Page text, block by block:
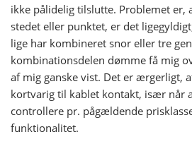
ikke pålidelig tilslutte. Problemet er,
stedet eller punktet, er det
lige har kombineret snor eller tre
kombinationsdelen dømme få mig
af mig ganske vist. Det er ærgerligt,
kortvarig til kablet kontakt, især når
controllere pr. pågældende
funktionalitet.